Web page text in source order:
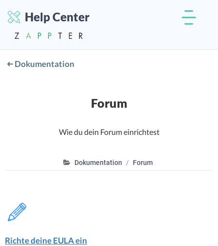
Help Center
Dokumentation
Forum
Wie du dein Forum einrichtest
Dokumentation Forum
Richte deine EULA ein